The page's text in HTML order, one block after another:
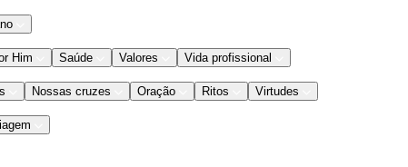
Him Saúde Valores Vida profissional
Nossas cruzes Oração Ritos Virtudes